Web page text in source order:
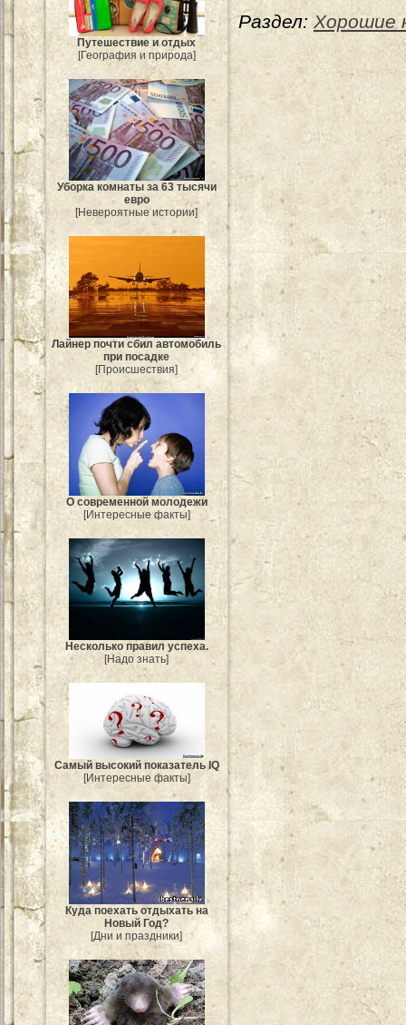
Путешествие и отдых
[География и природа]
Уборка комнаты за 63 тысячи
евро
[Невероятные истории]
Лайнер почти сбил автомобиль
при посадке
[Происшествия]
О современной молодежи
[Интересные факты]
Несколько правил успеха.
[Надо знать]
Самый высокий показатель IQ
[Интересные факты]
Куда поехать отдыхать на
Новый Год?
[Дни и праздники]
Раздел: Хорошие